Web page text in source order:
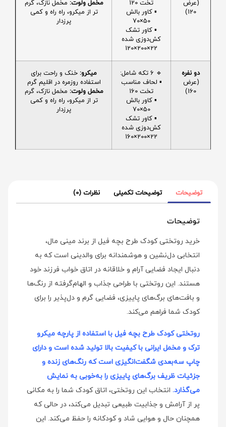
(عرض
120)
تخت 120
▪️ کاور بالش
50×70
▪️ کاور تشک
کش‌دوزی شده
22×200×120
مخمل ولوت: مخمل نازک، گرم
تر از میکرو، راه راه و کمی
پرزدار
دو نفره
(عرض
160)
🔹 6 تکه شامل:
▪️ لحاف مناسب
تخت 160
▪️ کاور بالش
50×70
▪️ کاور تشک
کش‌دوزی شده
22×200×160
میکرو: خنک و راحت برای
استفاده روزمره در اقلیم گرم
مخمل ولوت: مخمل نازک، گرم
تر از میکرو، راه راه و کمی
پرزدار
توضیحات توضیحات تکمیلی نظرات (0)
توضیحات
خرید روتختی کودک طرح بچه فیل از برند مینی‌ مال،
انتخابی دل‌نشین و هوشمندانه برای والدینی است که به
دنبال ایجاد فضایی آرام و خلاقانه در اتاق خواب فرزند خود
هستند. این روتختی با طراحی جذاب و الهام‌گرفته از رنگ‌ها
و بافت‌های برگ‌های پاییزی، فضایی گرم و دل‌پذیر را برای
کودک شما فراهم می‌کند.
روتختی کودک طرح بچه فیل با استفاده از پارچه میکرو
ترک و مخمل ایرانی با کیفیت بالا تولید شده است و دارای
چاپ سه‌بعدی شگفت‌انگیزی است که رنگ‌های زنده و
جزئیات ظریف برگ‌های پاییزی را به‌خوبی به نمایش
می‌گذارد. انتخاب این روتختی، اتاق کودک شما را به مکانی
پر از آرامش و جذابیت طبیعی تبدیل می‌کند، در حالی که
همچنان حال و هوایی شاد و کودکانه را حفظ می‌کند. این